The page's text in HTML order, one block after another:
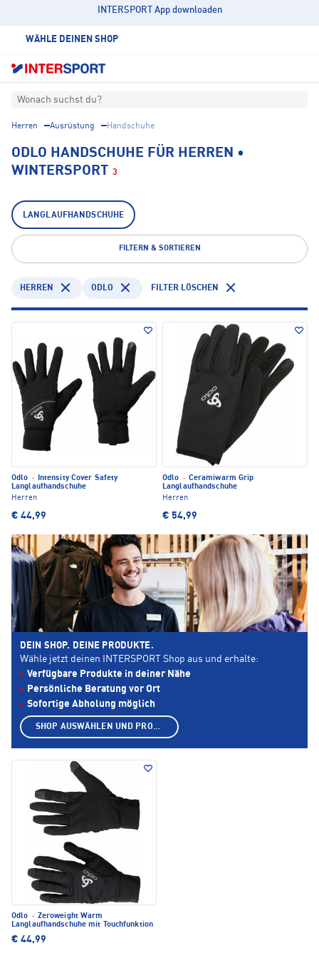
INTERSPORT App downloaden
WÄHLE DEINEN SHOP
Wonach suchst du?
Herren Ausrüstung Handschuhe
ODLO HANDSCHUHE FÜR HERREN •
WINTERSPORT
3
LANGLAUFHANDSCHUHE
FILTERN & SORTIEREN
HERREN ODLO FILTER LÖSCHEN
Odlo ·
Intensity Cover Safety
Langlaufhandschuhe
Herren
€ 44,99
Odlo · Ceramiwarm Grip
Langlaufhandschuhe
Herren
€ 54,99
Odlo · Zeroweight Warm
Langlaufhandschuhe mit Touchfunktion
€ 44,99
DEIN SHOP. DEINE PRODUKTE.
Wähle jetzt deinen INTERSPORT Shop aus und erhalte:
Verfügbare Produkte in deiner Nähe
Persönliche Beratung vor Ort
Sofortige Abholung möglich
SHOP AUSWÄHLEN UND PRODUKTE ANZEIGEN